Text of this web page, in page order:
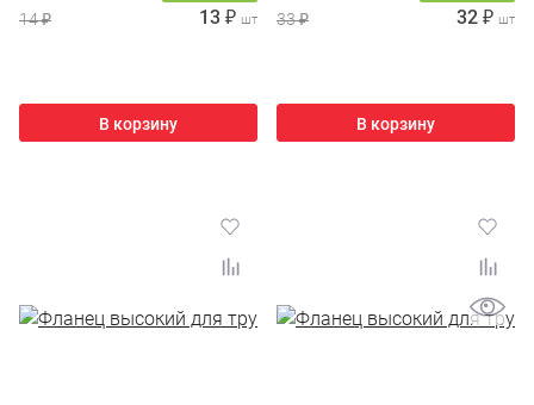
14 ₽ 13 ₽ шт
В корзину
33 ₽ 32 ₽ шт
В корзину